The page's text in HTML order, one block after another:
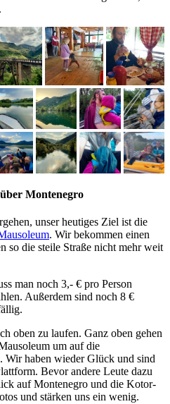
Montenegro
unser heutiges Ziel ist die
. Wir bekommen einen
so die steile Straße nicht mehr weit
man noch 3,- € pro Person
Außerdem sind noch 8 €
oben zu laufen. Ganz oben gehen
um auf die
Wir haben wieder Glück und sind
Bevor andere Leute dazu
auf Montenegro und die Kotor-
und stärken uns ein wenig.